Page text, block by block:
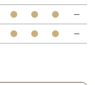
● ● ● ー
● ● ● ー